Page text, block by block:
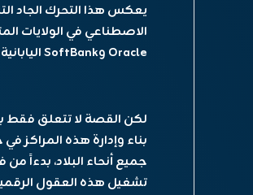
الاصطناعي في الولايات
Oracle وSoftBank اليابانية.
تشغيل هذه العقول الرقمية